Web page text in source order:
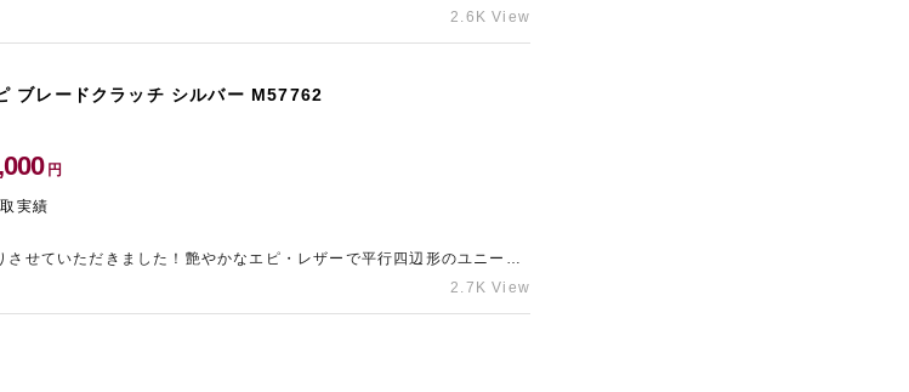
したが、まだまだ使用できるコンディションでしたのでできる限りの金
2.6K View
ブレードクラッチ シルバー M57762
円
実績
せていただきました！艶やかなエピ・レザーで平行四辺形のユニーク
ィーシーンでも目立つこと間違いなしのオシャレ上級者アイテムです！
2.7K View